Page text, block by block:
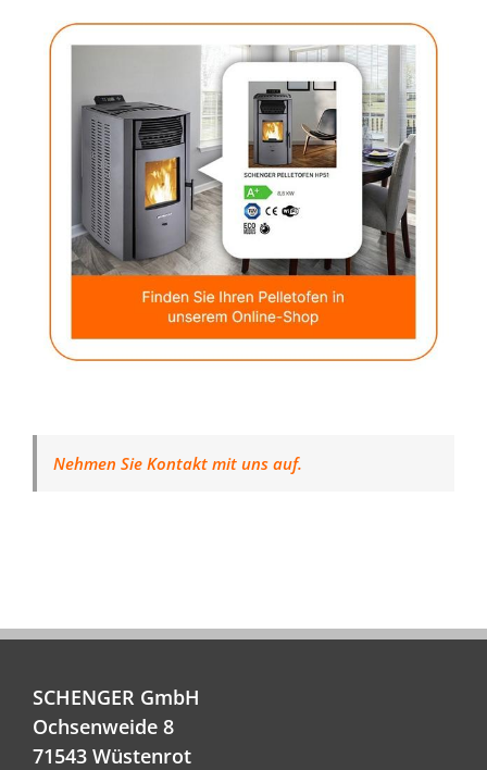
Nehmen Sie Kontakt mit uns auf.
SCHENGER GmbH
Ochsenweide 8
71543 Wüstenrot